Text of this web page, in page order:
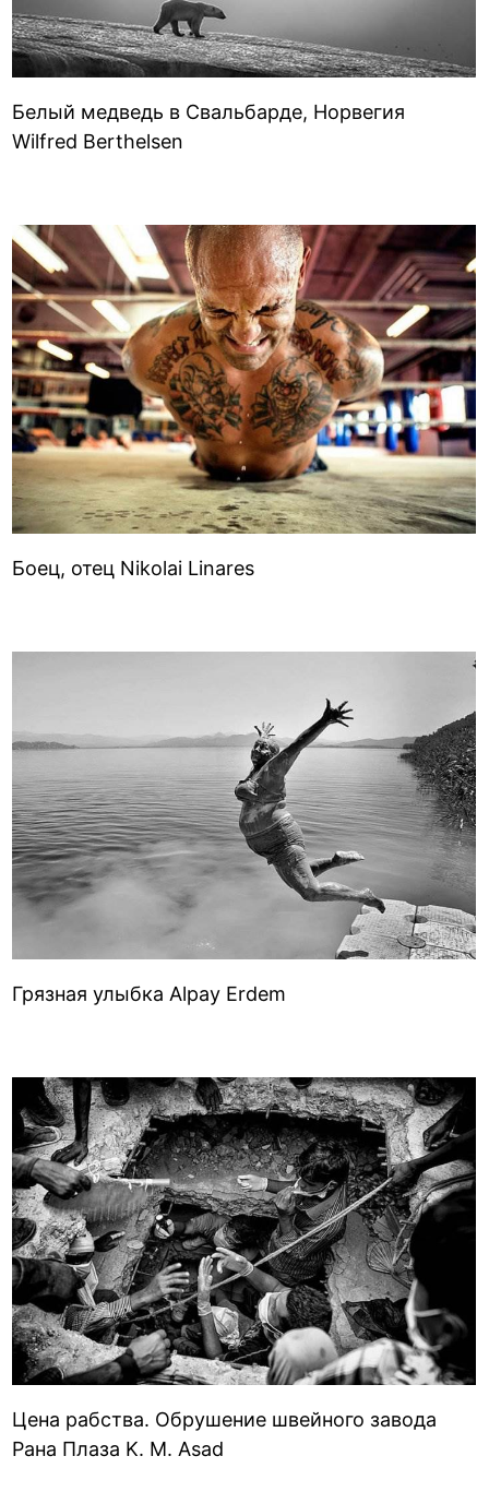
Белый медведь в Свальбарде, Норвегия
Wilfred Berthelsen
Боец, отец Nikolai Linares
Грязная улыбка Alpay Erdem
Цена рабства. Обрушение швейного завода
Рана Плаза K. M. Asad